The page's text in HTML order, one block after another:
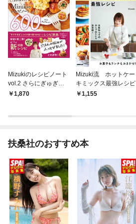
Mizukiのレシピノート
vol.2 さらにぎゅぎゅ
っと！600品 今日のご
1,870
Mizuki流 ホットケー
キミックス最強レシピ
1,155
扶桑社のおすすめ本